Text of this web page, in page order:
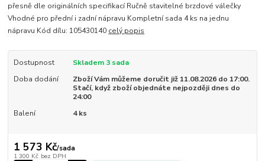
přesně dle originálních specifikací Ručně stavitelné brzdové válečky
Vhodné pro přední i zadní nápravu Kompletní sada 4 ks na jednu
nápravu Kód dílu: 105430140 celý popis
Dostupnost
Skladem 3 sada
Doba dodání
Zboží Vám můžeme doručit již 11.08.2026 do 17:00.
Stačí, když zboží objednáte nejpozději dnes do
24:00
Balení
4 ks
1 573 Kč/sada
1 300 Kč bez DPH